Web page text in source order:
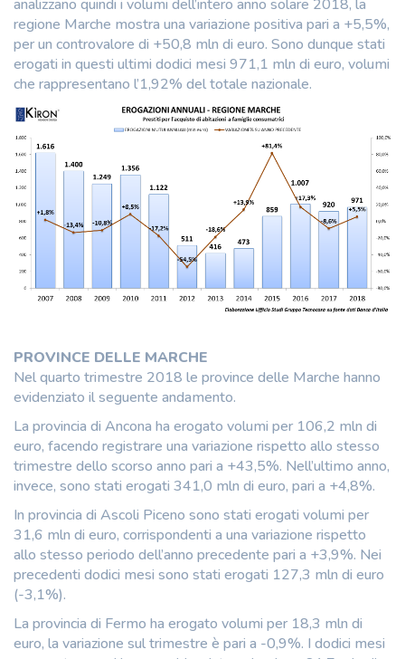
analizzano quindi i volumi dell’intero anno solare 2018, la
regione Marche mostra una variazione positiva pari a +5,5%,
per un controvalore di +50,8 mln di euro. Sono dunque stati
erogati in questi ultimi dodici mesi 971,1 mln di euro, volumi
che rappresentano l’1,92% del totale nazionale.
PROVINCE DELLE MARCHE
Nel quarto trimestre 2018 le province delle Marche hanno
evidenziato il seguente andamento.
La provincia di Ancona ha erogato volumi per 106,2 mln di
euro, facendo registrare una variazione rispetto allo stesso
trimestre dello scorso anno pari a +43,5%. Nell’ultimo anno,
invece, sono stati erogati 341,0 mln di euro, pari a +4,8%.
In provincia di Ascoli Piceno sono stati erogati volumi per
31,6 mln di euro, corrispondenti a una variazione rispetto
allo stesso periodo dell’anno precedente pari a +3,9%. Nei
precedenti dodici mesi sono stati erogati 127,3 mln di euro
(-3,1%).
La provincia di Fermo ha erogato volumi per 18,3 mln di
euro, la variazione sul trimestre è pari a -0,9%. I dodici mesi